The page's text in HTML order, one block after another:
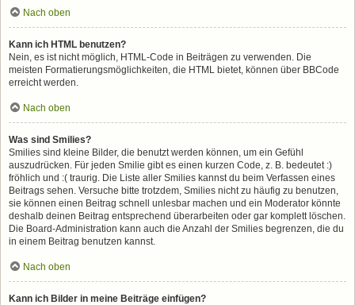
Nach oben
Kann ich HTML benutzen?
Nein, es ist nicht möglich, HTML-Code in Beiträgen zu verwenden. Die
meisten Formatierungsmöglichkeiten, die HTML bietet, können über BBCode
erreicht werden.
Nach oben
Was sind Smilies?
Smilies sind kleine Bilder, die benutzt werden können, um ein Gefühl
auszudrücken. Für jeden Smilie gibt es einen kurzen Code, z. B. bedeutet :)
fröhlich und :( traurig. Die Liste aller Smilies kannst du beim Verfassen eines
Beitrags sehen. Versuche bitte trotzdem, Smilies nicht zu häufig zu benutzen,
sie können einen Beitrag schnell unlesbar machen und ein Moderator könnte
deshalb deinen Beitrag entsprechend überarbeiten oder gar komplett löschen.
Die Board-Administration kann auch die Anzahl der Smilies begrenzen, die du
in einem Beitrag benutzen kannst.
Nach oben
Kann ich Bilder in meine Beiträge einfügen?